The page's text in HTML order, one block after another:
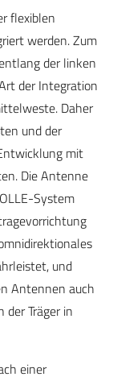
flexiblen
werden. Zum
der linken
der Integration
Daher
und der
mit
Die Antenne
System
und
Antennen auch
Träger in
einer